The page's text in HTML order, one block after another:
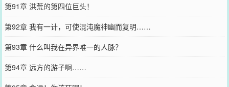
第91章 洪荒的第四位巨头！
第92章 我有一计，可使混沌魔神幽而复明……
第93章 什么叫我在异界唯一的人脉？
第94章 远方的游子啊……